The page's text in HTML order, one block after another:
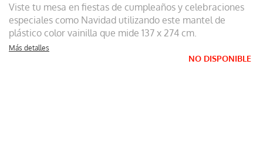
Viste tu mesa en fiestas de cumpleaños y celebraciones
especiales como Navidad utilizando este mantel de
plástico color vainilla que mide 137 x 274 cm.
Más detalles
NO DISPONIBLE